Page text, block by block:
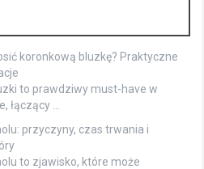
koronkową bluzkę? Praktyczne
to prawdziwy must-have w
łączący …
przyczyny, czas trwania i
to zjawisko, które może